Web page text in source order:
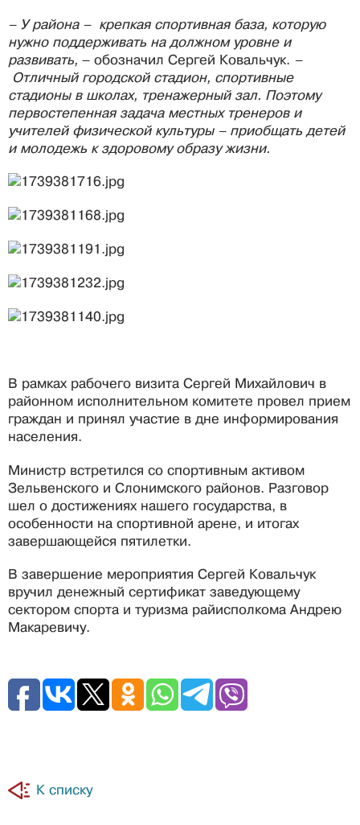
– У района – крепкая спортивная база, которую
нужно поддерживать на должном уровне и
развивать, – обозначил Сергей Ковальчук. –
Отличный городской стадион, спортивные
стадионы в школах, тренажерный зал. Поэтому
первостепенная задача местных тренеров и
учителей физической культуры – приобщать детей
и молодежь к здоровому образу жизни.
В рамках рабочего визита Сергей Михайлович в
районном исполнительном комитете провел прием
граждан и принял участие в дне информирования
населения.
Министр встретился со спортивным активом
Зельвенского и Слонимского районов. Разговор
шел о достижениях нашего государства, в
особенности на спортивной арене, и итогах
завершающейся пятилетки.
В завершение мероприятия Сергей Ковальчук
вручил денежный сертификат заведующему
сектором спорта и туризма райисполкома Андрею
Макаревичу.
К списку